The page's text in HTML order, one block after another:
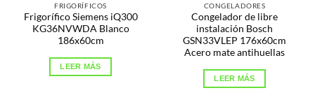
FRIGORÍFICOS
Frigorífico Siemens iQ300
KG36NVWDA Blanco
186x60cm
LEER MÁS
CONGELADORES
Congelador de libre
instalación Bosch
GSN33VLEP 176x60cm
Acero mate antihuellas
LEER MÁS